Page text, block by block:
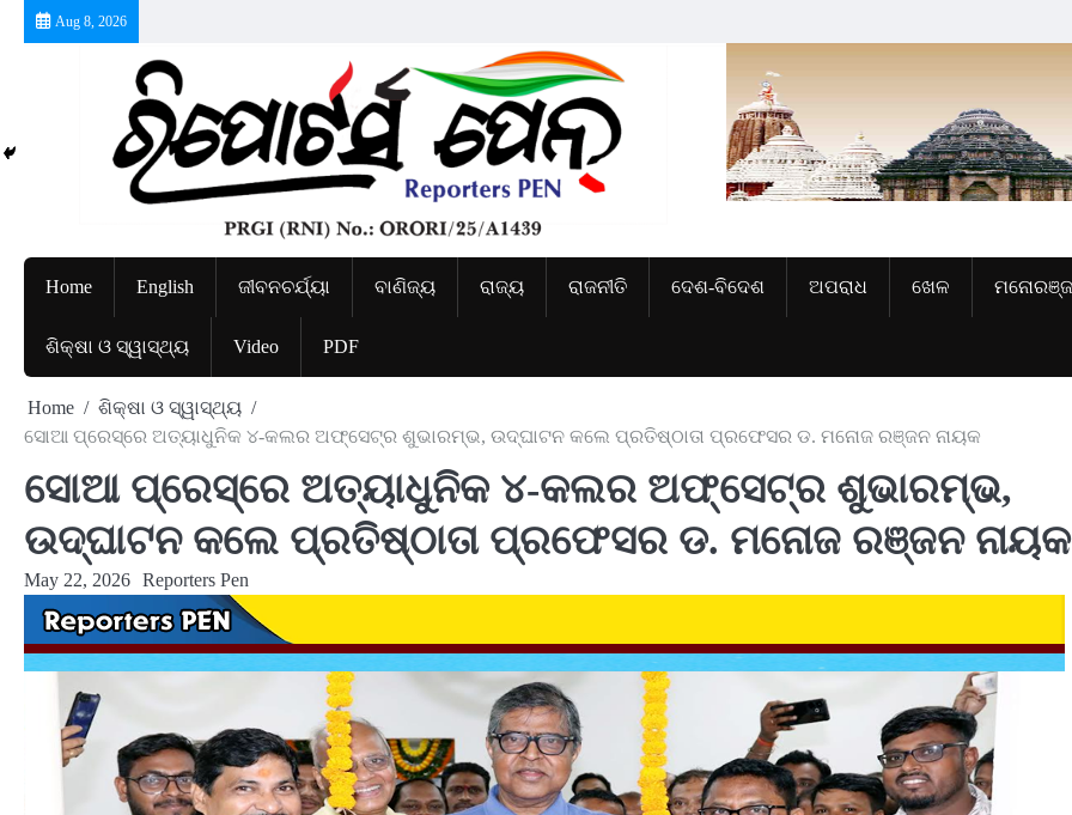
Aug 8, 2026
Home English ଜୀବନଚର୍ଯ୍ୟା ବାଣିଜ୍ୟ ରାଜ୍ୟ ରାଜନୀତି ଦେଶ-ବିଦେଶ ଅପରାଧ ଖେଳ
ଶିକ୍ଷା ଓ ସ୍ୱାସ୍ଥ୍ୟ Video PDF
Home
ଶିକ୍ଷା ଓ ସ୍ୱାସ୍ଥ୍ୟ
ସୋଆ ପ୍ରେସ୍‌ରେ ଅତ୍ୟାଧୁନିକ ୪-କଲର ଅଫ୍‌ସେଟ୍‌ର ଶୁଭାରମ୍ଭ, ଉଦ୍‌ଘାଟନ କଲେ ପ୍ରତିଷ୍ଠାତା ପ୍ରଫେସର ଡ. ମନୋଜ ରଞ୍ଜନ ନାୟକ
ସୋଆ ପ୍ରେସ୍‌ରେ ଅତ୍ୟାଧୁନିକ ୪-କଲର ଅଫ୍‌ସେଟ୍‌ର ଶୁଭାରମ୍ଭ,
ଉଦ୍‌ଘାଟନ କଲେ ପ୍ରତିଷ୍ଠାତା ପ୍ରଫେସର ଡ. ମନୋଜ ରଞ୍ଜନ ନାୟକ
May 22, 2026 Reporters Pen